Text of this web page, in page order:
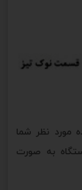
مورد نظر شما
به صورت